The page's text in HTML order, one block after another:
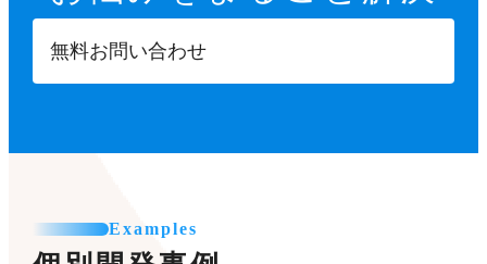
無料お問い合わせ
Examples